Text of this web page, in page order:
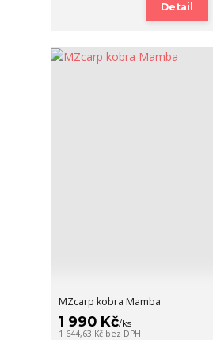
Detail
MZcarp kobra Mamba
1 990 Kč/ks
1 644,63 Kč bez DPH